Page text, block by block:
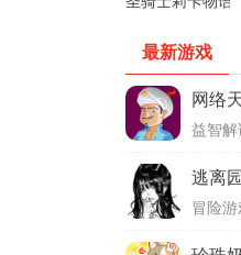
最新游戏
网络
益智解
逃离
冒险游